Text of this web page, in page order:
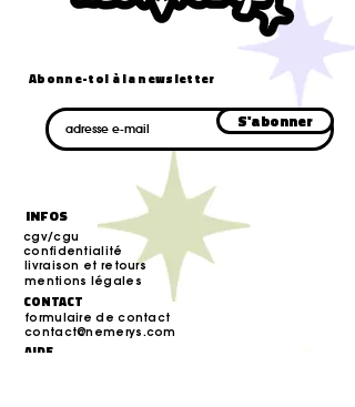
Abonne-toi à la newsletter
S'abonner
INFOS
cgv/cgu
confidentialité
livraison et retours
mentions légales
CONTACT
formulaire de contact
contact@nemerys.com
AIDE